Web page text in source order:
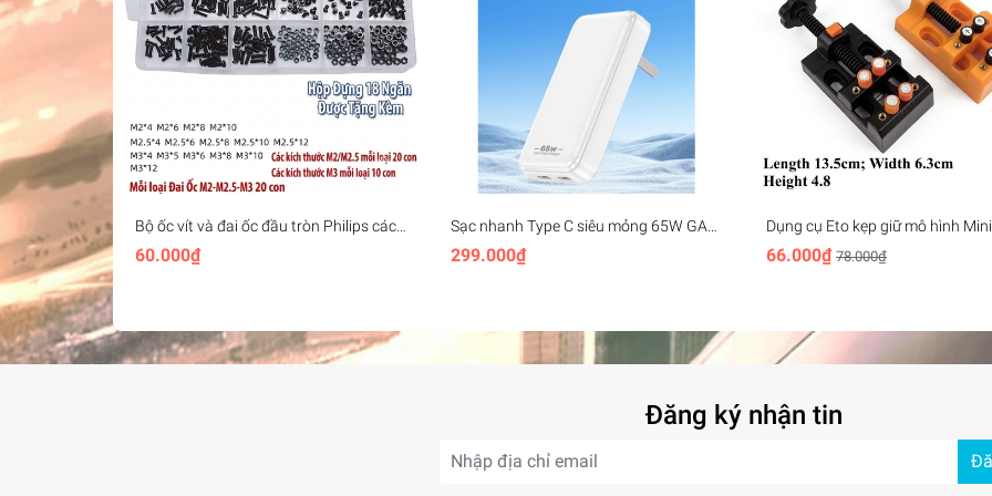
Bộ ốc vít và đai ốc đầu tròn Philips các
cỡ M2 M2.5 M3 M4
60.000₫
Sạc nhanh Type C siêu mỏng 65W GAN
Gen2 Ultra-thin Fast Charging cho điện
thoại laptop handheld
299.000₫
Dụng cụ Eto kẹp giữ mô hình Mini
vise plastic
66.000₫ 78.000₫
Đăng ký nhận tin